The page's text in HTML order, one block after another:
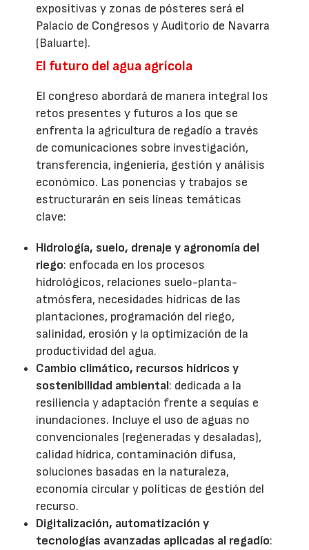
expositivas y zonas de pósteres será el
Palacio de Congresos y Auditorio de Navarra
(Baluarte).
El futuro del agua agrícola
El congreso abordará de manera integral los
retos presentes y futuros a los que se
enfrenta la agricultura de regadío a través
de comunicaciones sobre investigación,
transferencia, ingeniería, gestión y análisis
económico. Las ponencias y trabajos se
estructurarán en seis líneas temáticas
clave:
Hidrología, suelo, drenaje y agronomía del
riego: enfocada en los procesos
hidrológicos, relaciones suelo-planta-
atmósfera, necesidades hídricas de las
plantaciones, programación del riego,
salinidad, erosión y la optimización de la
productividad del agua.
Cambio climático, recursos hídricos y
sostenibilidad ambiental: dedicada a la
resiliencia y adaptación frente a sequías e
inundaciones. Incluye el uso de aguas no
convencionales (regeneradas y desaladas),
calidad hídrica, contaminación difusa,
soluciones basadas en la naturaleza,
economía circular y políticas de gestión del
recurso.
Digitalización, automatización y
tecnologías avanzadas aplicadas al regadío: